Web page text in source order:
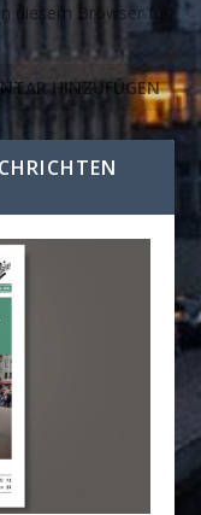
diesem Browser für
A